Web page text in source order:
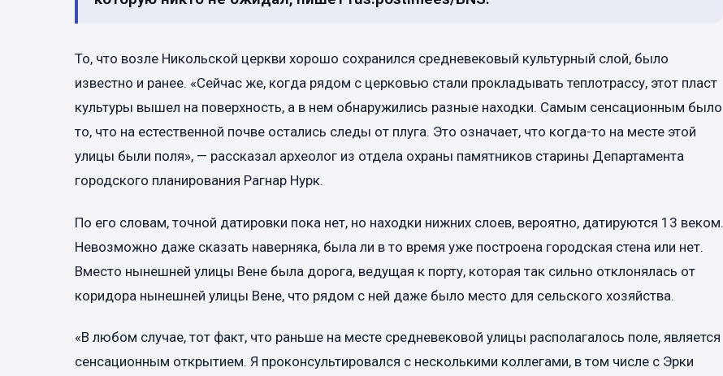
То, что возле Никольской церкви хорошо сохранился средневековый культурный слой, было
известно и ранее. «Сейчас же, когда рядом с церковью стали прокладывать теплотрассу, этот пласт
культуры вышел на поверхность, а в нем обнаружились разные находки. Самым сенсационным было
то, что на естественной почве остались следы от плуга. Это означает, что когда-то на месте этой
улицы были поля», — рассказал археолог из отдела охраны памятников старины Департамента
городского планирования Рагнар Нурк.
По его словам, точной датировки пока нет, но находки нижних слоев, вероятно, датируются 13 веком.
Невозможно даже сказать наверняка, была ли в то время уже построена городская стена или нет.
Вместо нынешней улицы Вене была дорога, ведущая к порту, которая так сильно отклонялась от
коридора нынешней улицы Вене, что рядом с ней даже было место для сельского хозяйства.
«В любом случае, тот факт, что раньше на месте средневековой улицы располагалось поле, является
сенсационным открытием. Я проконсультировался с несколькими коллегами, в том числе с Эрки